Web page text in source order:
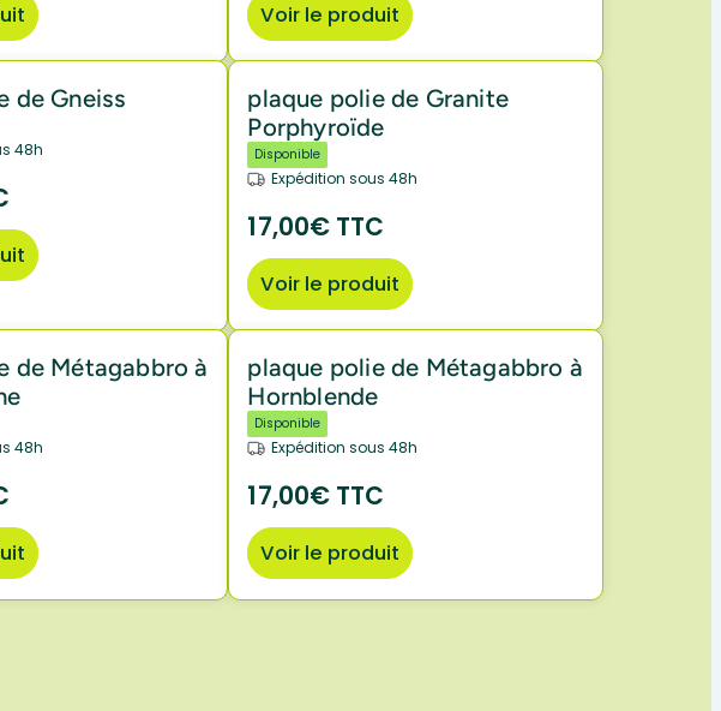
Voir le produit
de Gneiss
48h
plaque polie de Granite
Porphyroïde
Disponible
Expédition sous 48h
17,00€ TTC
Voir le produit
de Métagabbro à
48h
plaque polie de Métagabbro à
Hornblende
Disponible
Expédition sous 48h
17,00€ TTC
Voir le produit